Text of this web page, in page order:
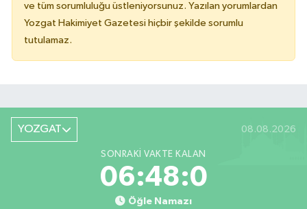
ve tüm sorumluluğu üstleniyorsunuz. Yazılan yorumlardan
Yozgat Hakimiyet Gazetesi hiçbir şekilde sorumlu
tutulamaz.
YOZGAT 08.08.2026
SONRAKI VAKTE KALAN
06:48:0
Öğle Namazı